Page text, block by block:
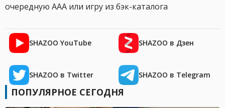
очередную AAA или игру из бэк-каталога
SHAZOO YouTube SHAZOO в Дзен
SHAZOO в Twitter SHAZOO в Telegram
ПОПУЛЯРНОЕ СЕГОДНЯ